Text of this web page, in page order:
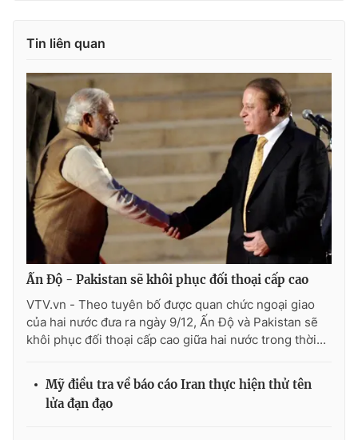
THỜI BÁO VTV
Theo dõi báo trên
Cơ quan chủ quản:Đài Truyền hình Việt Nam
Cơ quan báo chí:
Thời báo VTV
Giấy phép hoạt động báo in và báo điện tử số 483/GP-BTTTT
cấp ngày 29/12/2023
Tổng Biên tập:Vũ Thanh Thủy
Phó Tổng Biên tập:Nguyễn Thị Mỹ Hạnh, Phạm Quốc Thắng,
Nguyễn Trọng Ninh
Tổng đài VTV:024.38 355 931 - 024.38 355 932
Email:toasoan@vtv.vn
Liên hệ quảng cáo:
Tin liên quan
Ấn Độ - Pakistan sẽ khôi phục đối thoại cấp cao
VTV.vn - Theo tuyên bố được quan chức ngoại giao
của hai nước đưa ra ngày 9/12, Ấn Độ và Pakistan sẽ
khôi phục đối thoại cấp cao giữa hai nước trong thời...
Mỹ điều tra về báo cáo Iran thực hiện thử tên
lửa đạn đạo